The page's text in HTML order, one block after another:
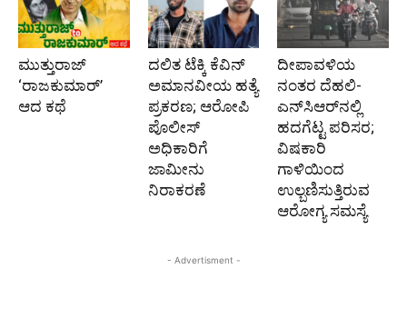
ಮುತ್ತುರಾಜ್
‘ರಾಜಕುಮಾರ್‍’
ಆದ ಕಥೆ
ದಲಿತ ಟೆಕ್ಕಿ ಕೆವಿನ್
ಅಮಾನವೀಯ ಹತ್ಯೆ
ಪ್ರಕರಣ; ಆರೋಪಿ
ಪೊಲೀಸ್‌
ಅಧಿಕಾರಿಗೆ
ಜಾಮೀನು
ನಿರಾಕರಣೆ
ದೀಪಾವಳಿಯ
ನಂತರ ದೆಹಲಿ-
ಎನ್‌ಸಿಆರ್‌ನಲ್ಲಿ
ಹದಗೆಟ್ಟ ಪರಿಸರ;
ವಿಷಕಾರಿ
ಗಾಳಿಯಿಂದ
ಉಲ್ಬಣಿಸುತ್ತಿರುವ
ಆರೋಗ್ಯ ಸಮಸ್ಯೆ
- Advertisment -